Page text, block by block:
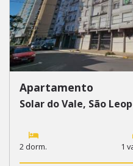
Apartamento
Solar do Vale, São
2 dorm. 1